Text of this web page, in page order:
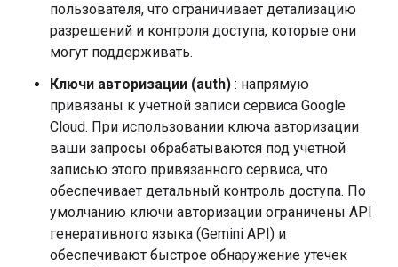
пользователя, что ограничивает детализацию
разрешений и контроля доступа, которые они
могут поддерживать.
Ключи авторизации (auth) : напрямую
привязаны к учетной записи сервиса Google
Cloud. При использовании ключа авторизации
ваши запросы обрабатываются под учетной
записью этого привязанного сервиса, что
обеспечивает детальный контроль доступа. По
умолчанию ключи авторизации ограничены API
генеративного языка (Gemini API) и
обеспечивают быстрое обнаружение утечек